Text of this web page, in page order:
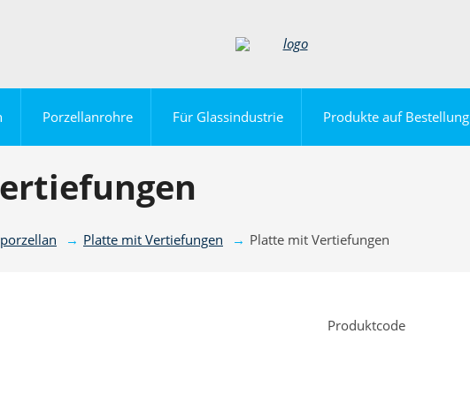
Porzellanrohre Für Glassindustrie Produkte auf Bestellung
Platte mit Vertiefungen Platte mit Vertiefungen
Produktcode